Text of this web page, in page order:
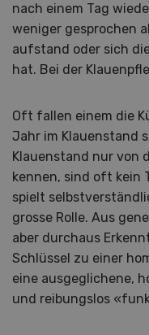
nach einem Tag
weniger gesprochen
aufstand oder sich
hat. Bei der
Oft fallen einem die
Jahr im Klauenstand
Klauenstand nur von
kennen, sind oft kein
spielt
grosse Rolle. Aus
aber durchaus
Schlüssel zu einer
eine ausgeglichene,
und reibungslos